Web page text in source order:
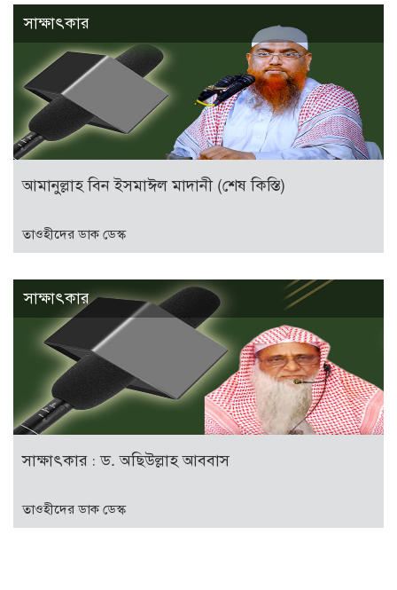
সাক্ষাৎকার
আমানুল্লাহ বিন ইসমাঈল মাদানী (শেষ কিস্তি)
তাওহীদের ডাক ডেস্ক
সাক্ষাৎকার
সাক্ষাৎকার : ড. অছিউল্লাহ আববাস
তাওহীদের ডাক ডেস্ক